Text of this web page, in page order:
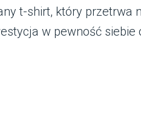
t-shirt, który przetrwa
w pewność siebie